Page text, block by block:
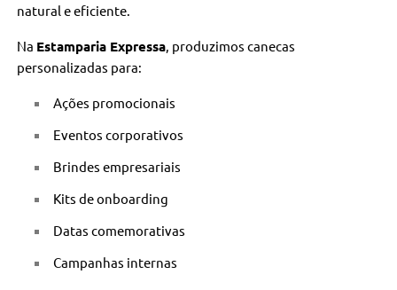
natural e eficiente.
Na Estamparia Expressa, produzimos canecas
personalizadas para:
Ações promocionais
Eventos corporativos
Brindes empresariais
Kits de onboarding
Datas comemorativas
Campanhas internas